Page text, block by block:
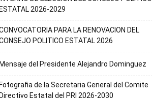
ESTATAL 2026-2029
PARA LA RENOVACION DEL
POLITICO ESTATAL 2026
Mensaje del Presidente Alejandro Dominguez
Fotografia de la Secretaria General del Comite
Directivo Estatal del PRI 2026-2030